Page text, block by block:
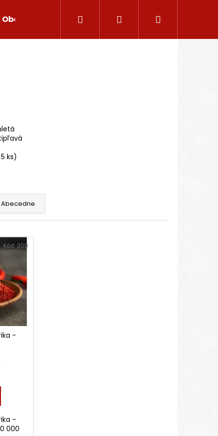
Obchodné podmienky Reklamačný poriadok
Hľadať Prihlásenie
ks)
Abecedne
-
-
000
Kód:309
HUS – LANDES